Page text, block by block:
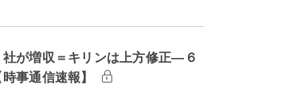
社が増収＝キリンは上方修正―６
事通信速報】